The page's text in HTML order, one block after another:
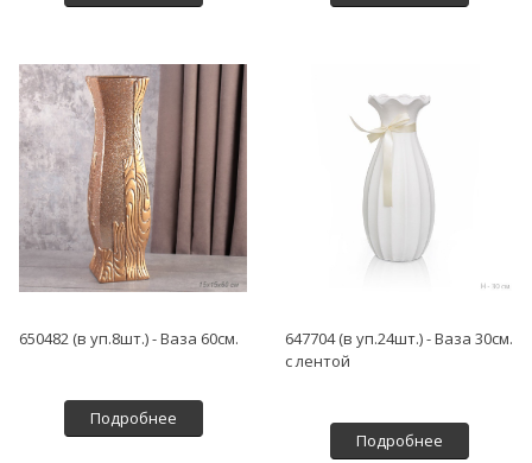
650482 (в уп.8шт.) - Ваза 60см.
Подробнее
647704 (в уп.24шт.) - Ваза 30см.
с лентой
Подробнее